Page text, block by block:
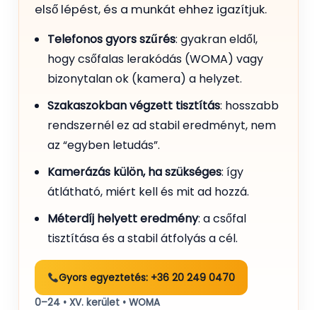
első lépést, és a munkát ehhez igazítjuk.
Telefonos gyors szűrés: gyakran eldől,
hogy csőfalas lerakódás (WOMA) vagy
bizonytalan ok (kamera) a helyzet.
Szakaszokban végzett tisztítás: hosszabb
rendszernél ez ad stabil eredményt, nem
az “egyben letudás”.
Kamerázás külön, ha szükséges: így
átlátható, miért kell és mit ad hozzá.
Méterdíj helyett eredmény: a csőfal
tisztítása és a stabil átfolyás a cél.
Gyors egyeztetés: +36 20 249 0470
0–24 • XV. kerület • WOMA